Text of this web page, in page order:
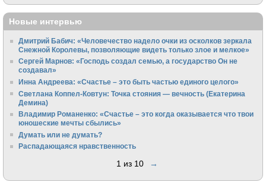
Новые интервью
Дмитрий Бабич: «Человечество надело очки из осколков зеркала
Снежной Королевы, позволяющие видеть только злое и мелкое»
Сергей Марнов: «Господь создал семью, а государство Он не
создавал»
Инна Андреева: «Счастье – это быть частью единого целого»
Светлана Коппел-Ковтун: Точка стояния — вечность (Екатерина
Демина)
Владимир Романенко: «Счастье – это когда оказывается что твои
юношеские мечты сбылись»
Думать или не думать?
Распадающаяся нравственность
1 из 10 →